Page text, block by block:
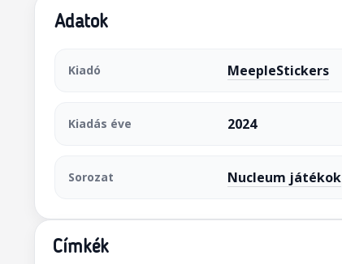
Adatok
Kiadó MeepleStickers
Kiadás éve 2024
Sorozat Nucleum játékok
Címkék